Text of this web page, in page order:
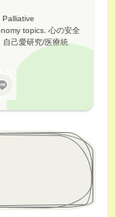
topics. 心の安全
己愛研究/医療統